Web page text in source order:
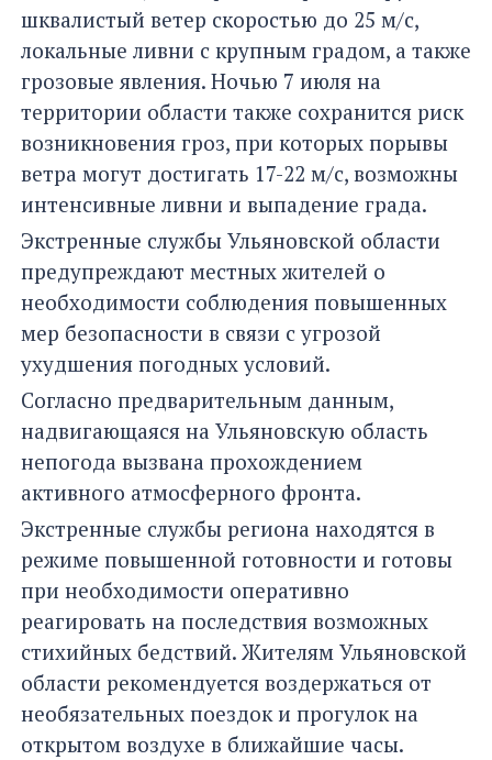
шквалистый ветер скоростью до 25 м/с,
локальные ливни с крупным градом, а также
грозовые явления. Ночью 7 июля на
территории области также сохранится риск
возникновения гроз, при которых порывы
ветра могут достигать 17-22 м/с, возможны
интенсивные ливни и выпадение града.
Экстренные службы Ульяновской области
предупреждают местных жителей о
необходимости соблюдения повышенных
мер безопасности в связи с угрозой
ухудшения погодных условий.
Согласно предварительным данным,
надвигающаяся на Ульяновскую область
непогода вызвана прохождением
активного атмосферного фронта.
Экстренные службы региона находятся в
режиме повышенной готовности и готовы
при необходимости оперативно
реагировать на последствия возможных
стихийных бедствий. Жителям Ульяновской
области рекомендуется воздержаться от
необязательных поездок и прогулок на
открытом воздухе в ближайшие часы.